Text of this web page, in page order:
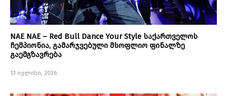
NAE NAE – Red Bull Dance Your Style საქართველოს
ჩემპიონია, გამარჯვებული მსოფლიო ფინალზე
გაემგზავრება
13 ივლისი, 2026